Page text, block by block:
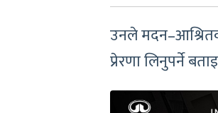
उनले
प्रेरणा लिनुपर्ने